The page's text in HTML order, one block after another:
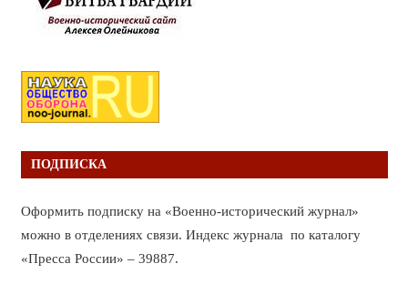
ПОДПИСКА
Оформить подписку на «Военно-исторический журнал»
можно в отделениях связи. Индекс журнала по каталогу
«Пресса России» – 39887.